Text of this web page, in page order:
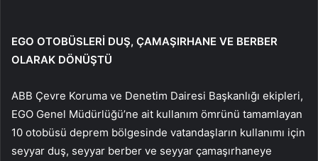
EGO OTOBÜSLERİ DUŞ, ÇAMAŞIRHANE VE BERBER
OLARAK DÖNÜŞTÜ
ABB Çevre Koruma ve Denetim Dairesi Başkanlığı ekipleri,
EGO Genel Müdürlüğü’ne ait kullanım ömrünü tamamlayan
10 otobüsü deprem bölgesinde vatandaşların kullanımı için
seyyar duş, seyyar berber ve seyyar çamaşırhaneye